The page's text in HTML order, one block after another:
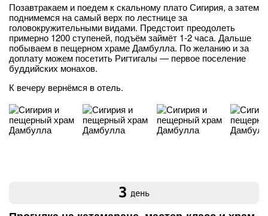
Позавтракаем и поедем к скальному плато Сигирия, а затем
поднимемся на самый верх по лестнице за
головокружительными видами. Предстоит преодолеть
примерно 1200 ступеней, подъём займёт 1-2 часа. Дальше
побываем в пещерном храме Дамбулла. По желанию и за
доплату можем посетить Ригтигалы — первое поселение
буддийских монахов.
К вечеру вернёмся в отель.
3 день